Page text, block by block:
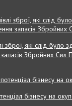
зброї, які слід було
Збройних Cил
бізнесу на